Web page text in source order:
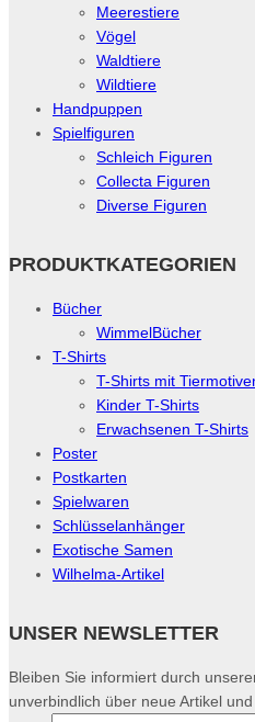
Meerestiere
Vögel
Waldtiere
Wildtiere
Handpuppen
Spielfiguren
Schleich Figuren
Collecta Figuren
Diverse Figuren
PRODUKTKATEGORIEN
Bücher
WimmelBücher
T-Shirts
T-Shirts mit
Kinder T-Shirts
Erwachsenen T-Shirts
Poster
Postkarten
Spielwaren
Schlüsselanhänger
Exotische Samen
Wilhelma-Artikel
UNSER NEWSLETTER
Bleiben Sie informiert durch
unverbindlich über neue Artikel